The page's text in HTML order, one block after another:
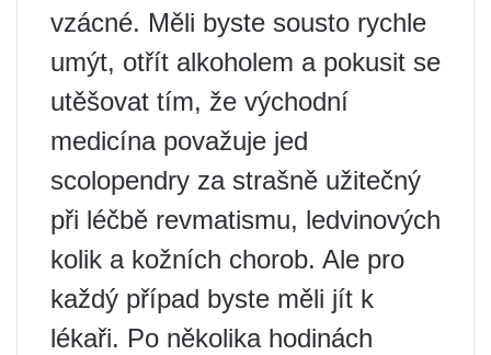
vzácné. Měli byste sousto rychle
umýt, otřít alkoholem a pokusit se
utěšovat tím, že východní
medicína považuje jed
scolopendry za strašně užitečný
při léčbě revmatismu, ledvinových
kolik a kožních chorob. Ale pro
každý případ byste měli jít k
lékaři. Po několika hodinách